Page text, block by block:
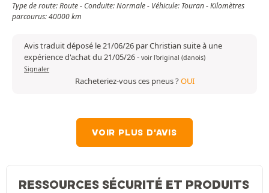
Type de route: Route - Conduite: Normale - Véhicule: Touran - Kilomètres
parcourus: 40000 km
Avis traduit déposé le 21/06/26 par Christian suite à une
expérience d'achat du 21/05/26- voir l'original (danois)
Signaler
Racheteriez-vous ces pneus ?OUI
VOIR PLUS D'AVIS
RESSOURCES SÉCURITÉ ET PRODUITS